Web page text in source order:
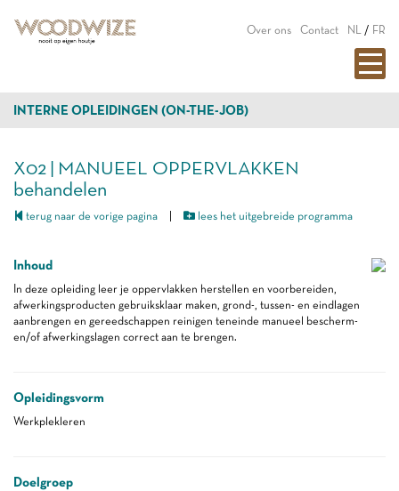
Over ons Contact NL / FR
INTERNE OPLEIDINGEN (ON-THE-JOB)
X02 | MANUEEL OPPERVLAKKEN
behandelen
terug naar de vorige pagina lees het uitgebreide programma
Inhoud
In deze opleiding leer je oppervlakken herstellen en voorbereiden,
afwerkingsproducten gebruiksklaar maken, grond-, tussen- en eindlagen
aanbrengen en gereedschappen reinigen teneinde manueel bescherm-
en/of afwerkingslagen correct aan te brengen.
Opleidingsvorm
Werkplekleren
Doelgroep